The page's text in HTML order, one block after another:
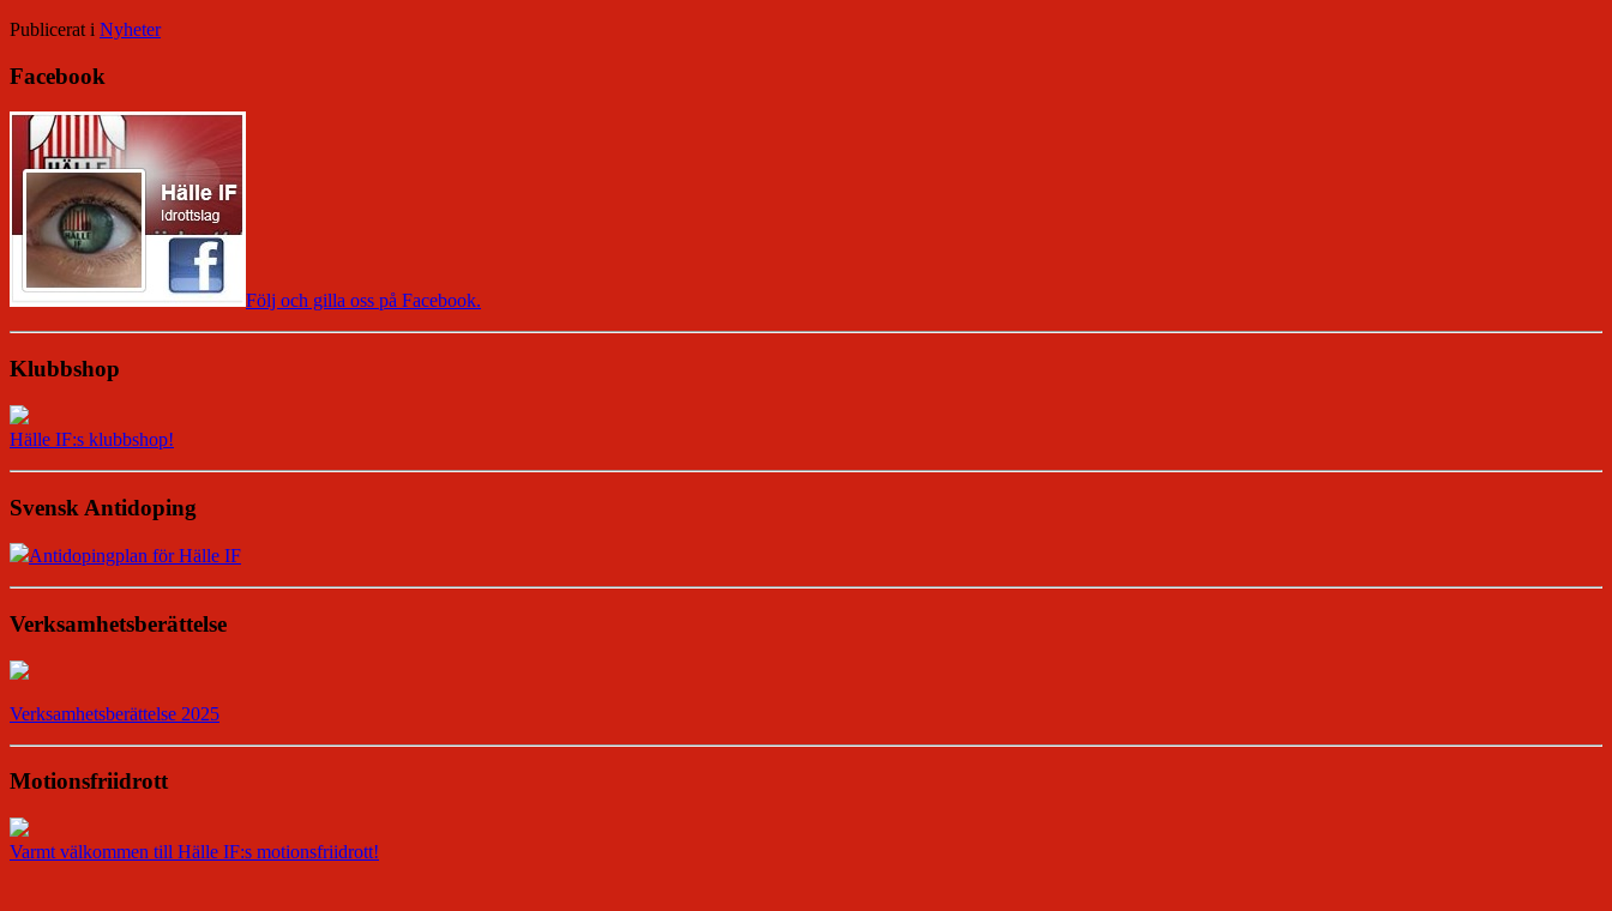
Publicerat i Nyheter
Facebook
Följ och gilla oss på Facebook.
Klubbshop
Hälle IF:s klubbshop!
Svensk Antidoping
Antidopingplan för Hälle IF
Verksamhetsberättelse
Verksamhetsberättelse 2025
Motionsfriidrott
Varmt välkommen till Hälle IF:s motionsfriidrott!